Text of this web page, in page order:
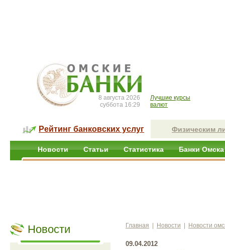
8 августа 2026
суббота 16:29
Лучшие курсы
валют
Рейтинг банковских услуг Физическим
Новости Статьи Статистика Банки Омска
Новости Главная Новости Новости
09.04.2012